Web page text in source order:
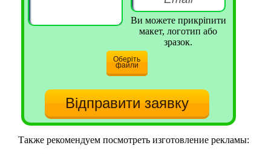
Ви можете прикріпити
макет, логотип або
зразок.
Оберіть
файли
Также рекомендуем посмотреть изготовление рекламы: